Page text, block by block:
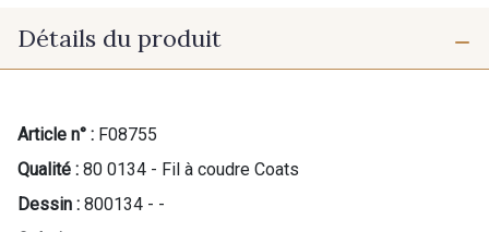
Détails du produit
Article n° : F08755
Qualité : 80 0134 - Fil à coudre Coats
Dessin : 800134 - -